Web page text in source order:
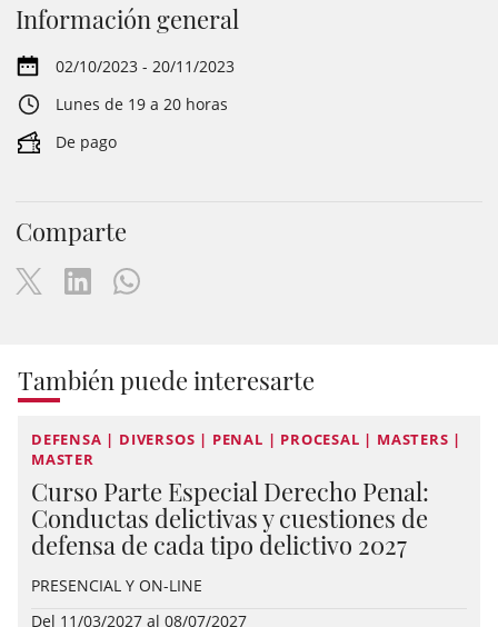
Información general
02/10/2023 - 20/11/2023
Lunes de 19 a 20 horas
De pago
Comparte
También puede interesarte
DEFENSA | DIVERSOS | PENAL | PROCESAL | MASTERS |
MASTER
Curso Parte Especial Derecho Penal:
Conductas delictivas y cuestiones de
defensa de cada tipo delictivo 2027
PRESENCIAL Y ON-LINE
Del 11/03/2027 al 08/07/2027